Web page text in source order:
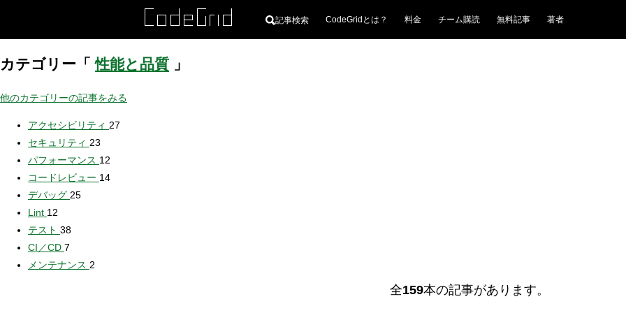
記事検索 CodeGridとは？ 料金 チーム購読 無料記事 著者
カテゴリー「性能と品質 」
他のカテゴリーの記事をみる
アクセシビリティ 27
セキュリティ 23
パフォーマンス 12
コードレビュー 14
デバッグ 25
Lint 12
テスト 38
CI／CD 7
メンテナンス 2
全159本の記事があります。